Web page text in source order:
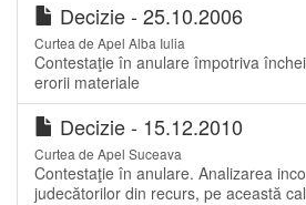
Decizie - 25.10.2006
Curtea de Apel Alba Iulia
Contestaţie în anulare împotriva
erorii materiale
Decizie - 15.12.2010
Curtea de Apel Suceava
Contestaţie în anulare. Analizarea
judecătorilor din recurs, pe această